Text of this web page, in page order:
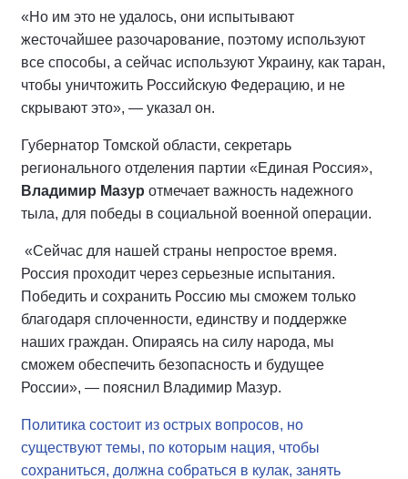
«Но им это не удалось, они испытывают
жесточайшее разочарование, поэтому используют
все способы, а сейчас используют Украину, как таран,
чтобы уничтожить Российскую Федерацию, и не
скрывают это», — указал он.
Губернатор Томской области, секретарь
регионального отделения партии «Единая Россия»,
Владимир Мазур отмечает важность надежного
тыла, для победы в социальной военной операции.
«Сейчас для нашей страны непростое время.
Россия проходит через серьезные испытания.
Победить и сохранить Россию мы сможем только
благодаря сплоченности, единству и поддержке
наших граждан. Опираясь на силу народа, мы
сможем обеспечить безопасность и будущее
России», — пояснил Владимир Мазур.
Политика состоит из острых вопросов, но
существуют темы, по которым нация, чтобы
сохраниться, должна собраться в кулак, занять